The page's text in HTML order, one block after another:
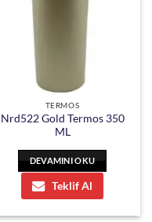
TERMOS
Nrd522 Gold Termos 350
ML
DEVAMINI OKU
Teklif Al